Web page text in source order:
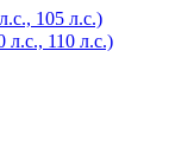
105 л.с.)
110 л.с.)